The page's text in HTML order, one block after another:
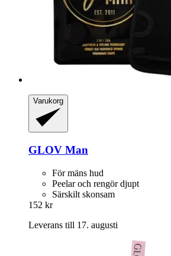
Varukorg
GLOV Man
För mäns hud
Peelar och rengör djupt
Särskilt skonsam
152 kr
Leverans till 17. augusti